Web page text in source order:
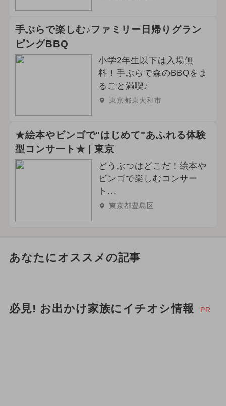
手ぶらで楽しむ♪ファミリー日帰りグラン
ピングBBQ
小学2年生以下は入場無
料！手ぶらで森のBBQをま
るごと満喫♪
東京都東大和市
★絵本やビンゴで"はじめて"あふれる体験
型コンサート★ | 東京
どうぶつはどこだ！絵本や
ビンゴで楽しむコンサー
ト...
東京都豊島区
あなたにオススメの記事
必見! お出かけ家族にイチオシ情報 PR